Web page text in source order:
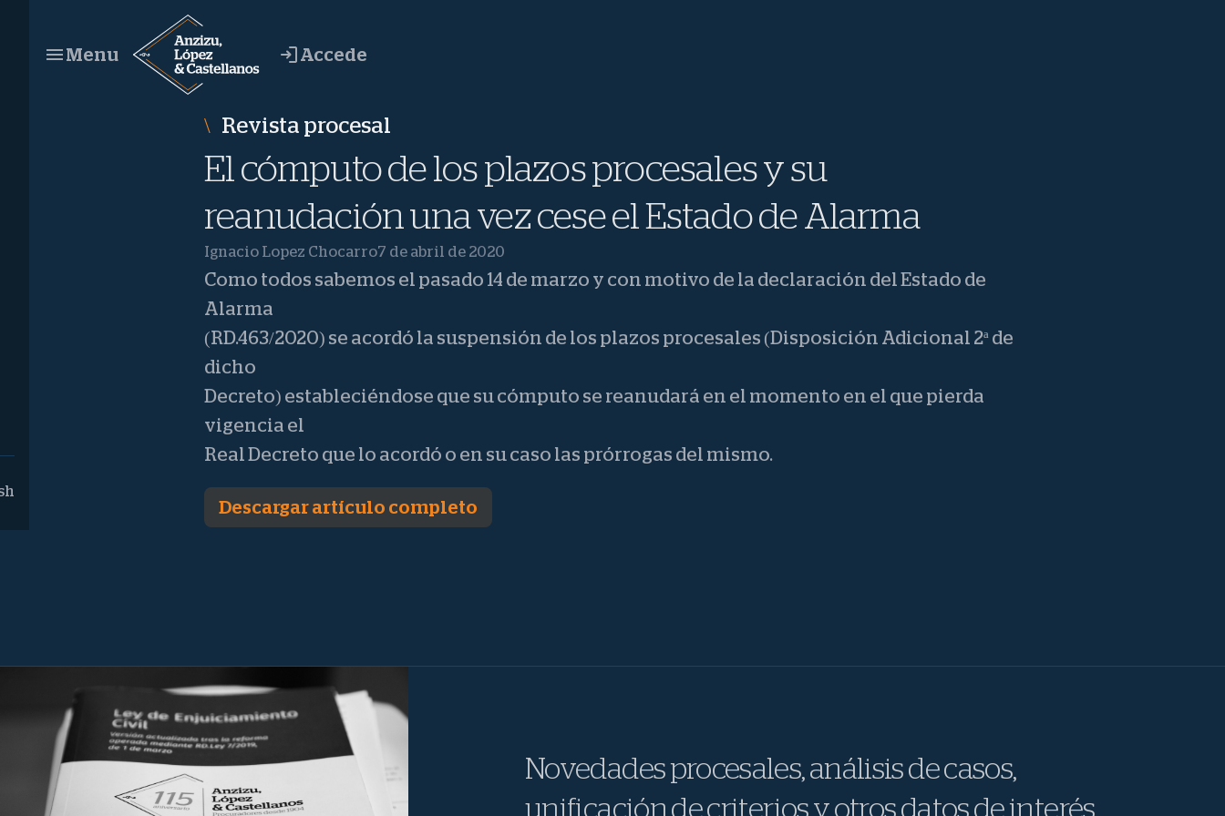
Menu Accede
Revista procesal
El cómputo de los plazos procesales y su
reanudación una vez cese el Estado de Alarma
Ignacio Lopez Chocarro7 de abril de 2020
Como todos sabemos el pasado 14 de marzo y con motivo de la declaración del Estado de
Alarma
(RD.463/2020) se acordó la suspensión de los plazos procesales (Disposición Adicional 2ª de
dicho
Decreto) estableciéndose que su cómputo se reanudará en el momento en el que pierda
vigencia el
Real Decreto que lo acordó o en su caso las prórrogas del mismo.
Descargar artículo completo
Novedades procesales, análisis de casos,
unificación de criterios y otros datos de interés